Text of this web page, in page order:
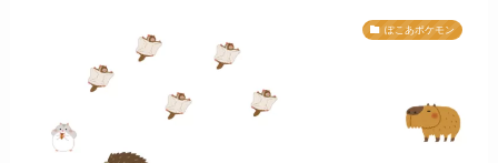
ぽこあポケモン